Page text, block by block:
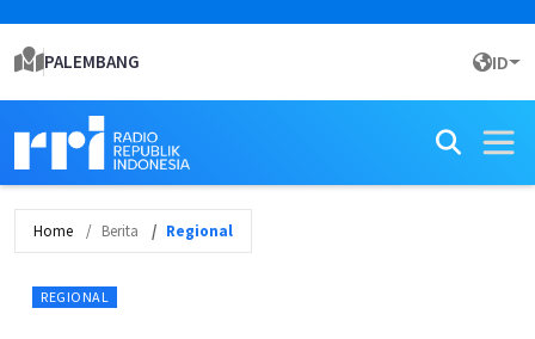
PALEMBANG ID
Home Berita Regional
REGIONAL